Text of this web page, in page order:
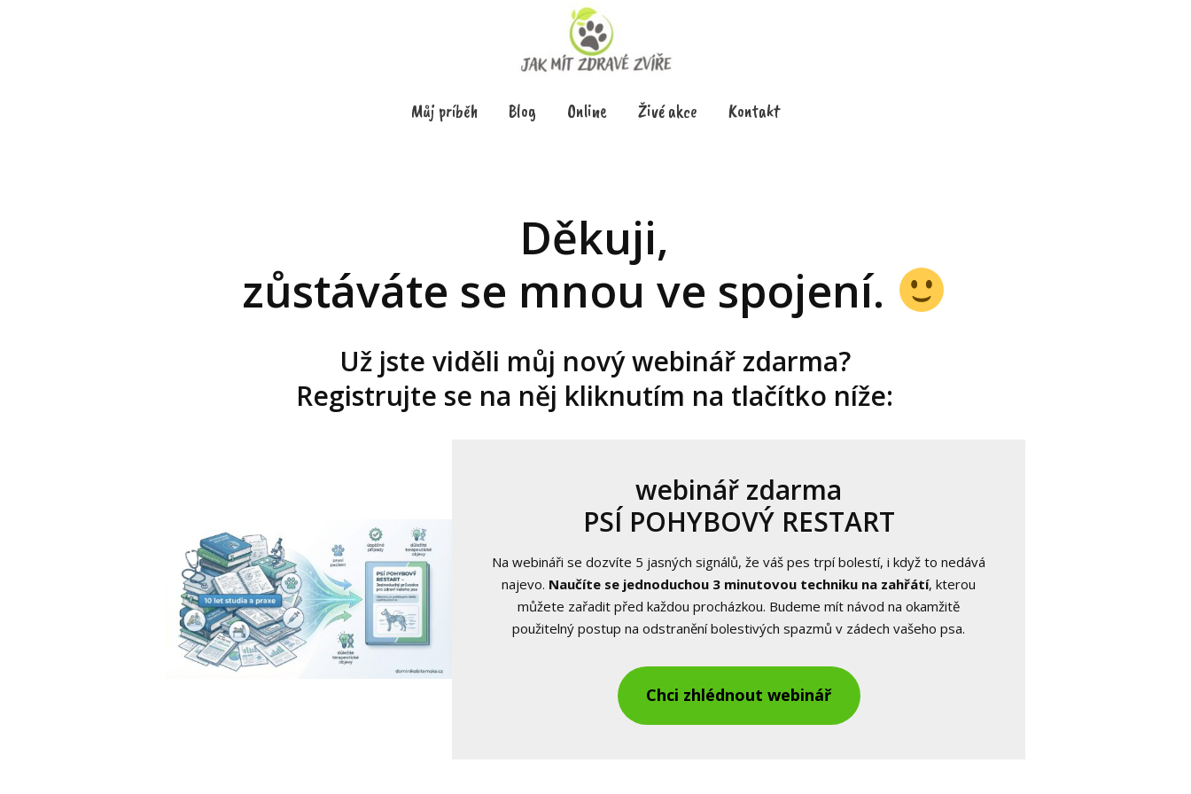
Můj príběh Blog Online Živé akce Kontakt
Děkuji,
zůstáváte se mnou ve spojení.
Už jste viděli můj nový webinář zdarma?
Registrujte se na něj kliknutím na tlačítko níže:
webinář zdarma
PSÍ POHYBOVÝ RESTART
Na webináři se dozvíte 5 jasných signálů, že váš pes trpí bolestí, i když to nedává
najevo. Naučíte se jednoduchou 3 minutovou techniku na zahřátí, kterou
můžete zařadit před každou procházkou. Budeme mít návod na okamžitě
použitelný postup na odstranění bolestivých spazmů v zádech vašeho psa.
Chci zhlédnout webinář